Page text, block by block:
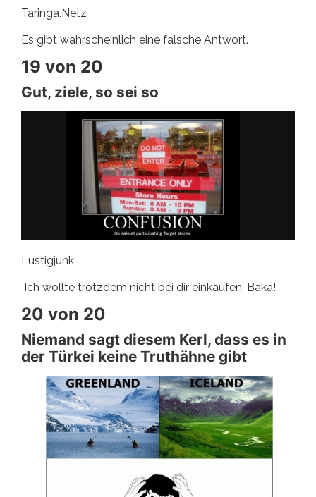
Taringa.Netz
Es gibt wahrscheinlich eine falsche Antwort.
19 von 20
Gut, ziele, so sei so
Lustigjunk
Ich wollte trotzdem nicht bei dir einkaufen, Baka!
20 von 20
Niemand sagt diesem Kerl, dass es in
der Türkei keine Truthähne gibt